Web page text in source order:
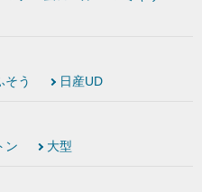
そう 日産UD
ン 大型